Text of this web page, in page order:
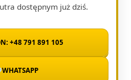
dostępnym już dziś.
+48 791 891 105
WHATSAPP